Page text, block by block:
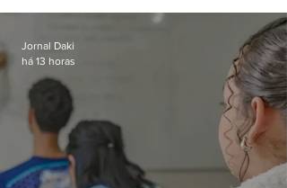
Bangu
Jornal Daki
há 13 horas